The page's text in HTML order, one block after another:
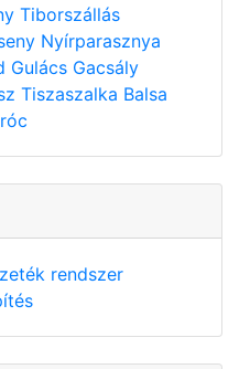
Tiborszállás
Nyírparasznya
Gulács Gacsály
Tiszaszalka Balsa
rendszer